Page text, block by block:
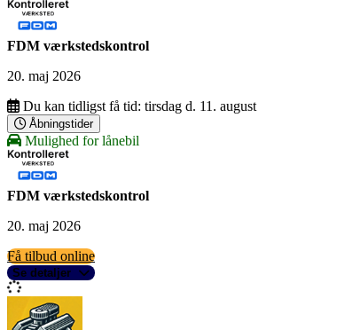
FDM værkstedskontrol
20. maj 2026
Du kan tidligst få tid: tirsdag d. 11. august
Åbningstider
Mulighed for lånebil
FDM værkstedskontrol
20. maj 2026
Få tilbud online
Se detaljer